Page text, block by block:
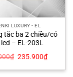
LUXURY - EL
tắc ba 2 chiều/có
– EL-203L
₫ Giá
là:
235.900₫Giá
hiện
tại